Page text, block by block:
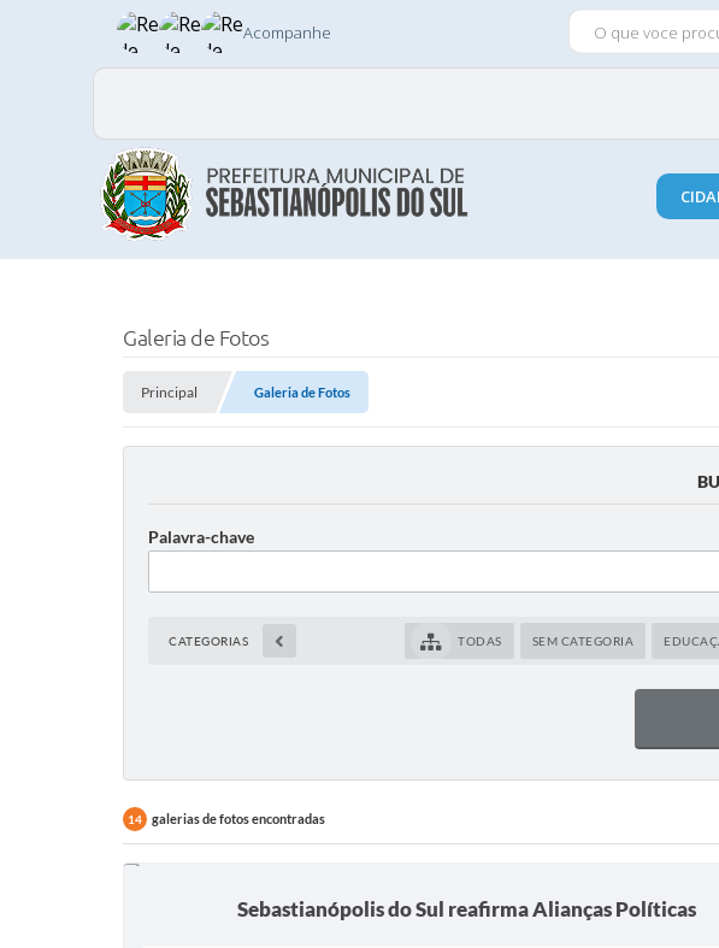
O QUE VOCE
Acompanhe
Galeria de Fotos
Principal Galeria de Fotos
Palavra-chave
CATEGORIAS TODAS SEM CATEGORIA
14 galerias de fotos encontradas
Sebastianópolis do Sul reafirma Alianças Políticas